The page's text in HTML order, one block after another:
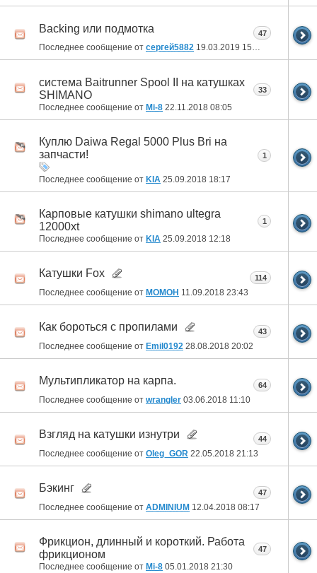
Backing или подмотка
Последнее сообщение от сергей5882 19.03.2019 15:34
47
система Baitrunner Spool II на катушках
SHIMANO
Последнее сообщение от Mi-8 22.11.2018 08:05
33
Куплю Daiwa Regal 5000 Plus Bri на
запчасти!
Последнее сообщение от KIA 25.09.2018 18:17
1
Карповые катушки shimano ultegra
12000xt
Последнее сообщение от KIA 25.09.2018 12:18
1
Катушки Fox
Последнее сообщение от MOMOH 11.09.2018 23:43
114
Как бороться с пропилами
Последнее сообщение от Emil0192 28.08.2018 20:02
43
Мультипликатор на карпа.
Последнее сообщение от wrangler 03.06.2018 11:10
64
Взгляд на катушки изнутри
Последнее сообщение от Oleg_GOR 22.05.2018 21:13
44
Бэкинг
Последнее сообщение от ADMINIUM 12.04.2018 08:17
47
Фрикцион, длинный и короткий. Работа
фрикционом
Последнее сообщение от Mi-8 05.01.2018 21:30
47